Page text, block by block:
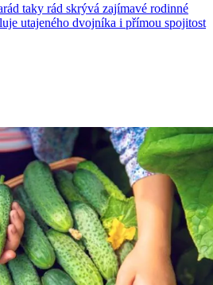
taky rád skrývá zajímavé rodinné
utajeného dvojníka i přímou spojitost